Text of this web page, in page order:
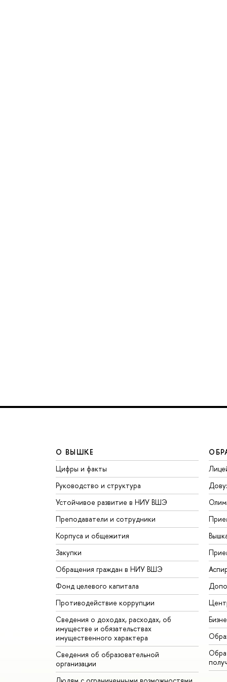
О ВЫШКЕ
Цифры и факты
Руководство и структура
Устойчивое развитие в НИУ ВШЭ
Преподаватели и сотрудники
Корпуса и общежития
Закупки
Обращения граждан в НИУ ВШЭ
Фонд целевого капитала
Противодействие коррупции
Сведения о доходах, расходах, об
имуществе и обязательствах
имущественного характера
Сведения об образовательной
организации